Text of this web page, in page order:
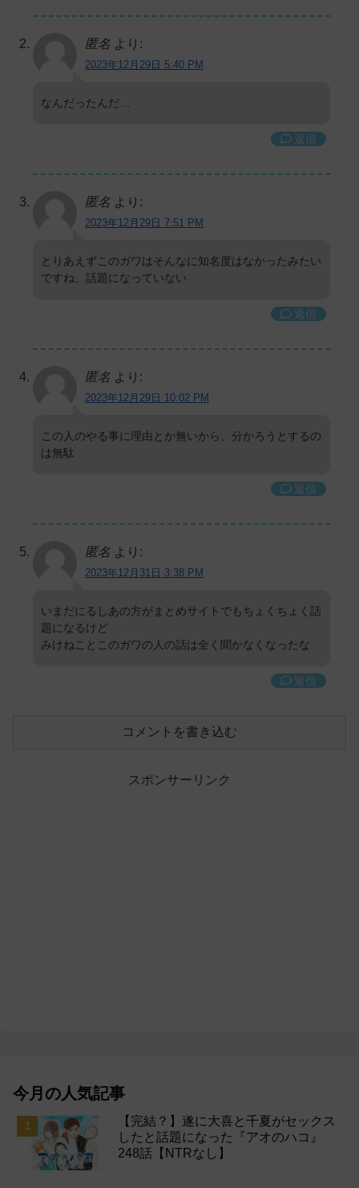
匿名 より:
2023年12月29日 5:40 PM
なんだったんだ…
返信
匿名 より:
2023年12月29日 7:51 PM
とりあえずこのガワはそんなに知名度はなかったみたい
ですね、話題になっていない
返信
匿名 より:
2023年12月29日 10:02 PM
この人のやる事に理由とか無いから、分かろうとするの
は無駄
返信
匿名 より:
2023年12月31日 3:38 PM
いまだにるしあの方がまとめサイトでもちょくちょく話
題になるけど
みけねことこのガワの人の話は全く聞かなくなったな
返信
コメントを書き込む
スポンサーリンク
今月の人気記事
【完結？】遂に大喜と千夏がセックス
したと話題になった『アオのハコ』
248話【NTRなし】